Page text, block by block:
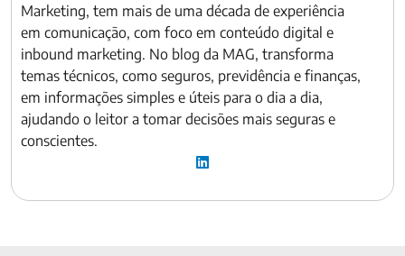
Marketing, tem mais de uma década de experiência
em comunicação, com foco em conteúdo digital e
inbound marketing. No blog da MAG, transforma
temas técnicos, como seguros, previdência e finanças,
em informações simples e úteis para o dia a dia,
ajudando o leitor a tomar decisões mais seguras e
conscientes.